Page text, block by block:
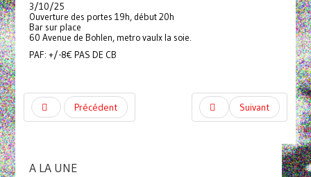
3/10/25
Ouverture des portes 19h, début 20h
Bar sur place
60 Avenue de Bohlen, metro vaulx la soie.
PAF: +/-8€ PAS DE CB
Précédent Suivant
A LA UNE